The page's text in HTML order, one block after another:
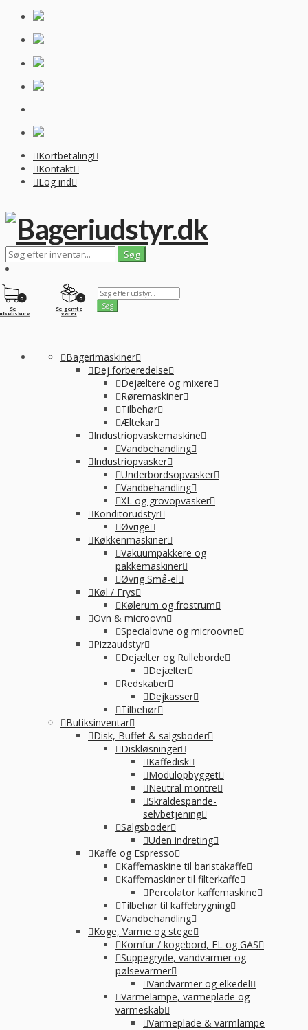
Kortbetaling
Kontakt
Log ind
0
Se gemte
varer
0
Se
Bagerimaskiner
Dej forberedelse
Dejæltere og mixere
Røremaskiner
Tilbehør
Æltekar
Industriopvaskemaskine
Vandbehandling
Industriopvasker
Underbordsopvasker
Vandbehandling
XL og grovopvasker
Konditorudstyr
Øvrige
Køkkenmaskiner
Vakuumpakkere og
pakkemaskiner
Øvrig Små-el
Køl / Frys
Kølerum og frostrum
Ovn & microovn
Specialovne og microovne
Pizzaudstyr
Dejælter og Rulleborde
Dejælter
Redskaber
Dejkasser
Tilbehør
Butiksinventar
Disk, Buffet & salgsboder
Diskløsninger
Kaffedisk
Modulopbygget
Neutral montre
Skraldespande-
selvbetjening
Salgsboder
Uden indreting
Kaffe og Espresso
Kaffemaskine til baristakaffe
Kaffemaskiner til filterkaffe
Percolator kaffemaskine
Tilbehør til kaffebrygning
Vandbehandling
Koge, Varme og stege
Komfur / kogebord, EL og GAS
Suppegryde, vandvarmer og
pølsevarmer
Vandvarmer og elkedel
Varmelampe, varmeplade og
varmeskab
Varmeplade & varmlampe